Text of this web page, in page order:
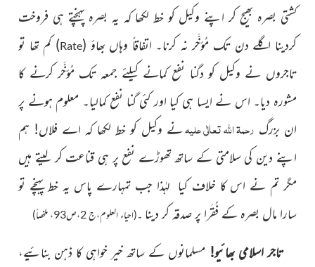
کشتی بصرہ بھیج کر اپنے وکیل کو خط لکھا کہ یہ بصرہ پہنچتے ہی فروخت
کردینا اگلے دن تک مُؤخَّر نہ کرنا۔ اتفاقاً وہاں بھاؤ (
Rate
) کم تھا تو
تاجروں نے وکیل کو دگنا نفع کمانے کیلئے جمعہ تک مُؤخَّر کرنے کا
مشورہ دیا۔ اس نے ایسا ہی کیا اور کئی گنا نفع کمالیا۔ معلوم ہونے پر
ان بزرگ رحمۃ اللہ تعالٰی علیہنے وکیل کو خط لکھا کہ اے فلاں! ہم
اپنے دین کی سلامتی کے ساتھ تھوڑے نفع پر ہی قناعت کر لیتے ہیں
مگر تم نے اس کا خلاف کیا لہٰذا جب تمہارے پاس یہ خط پہنچے تو
سارا مال بصرہ کے فُقَرا پر صدقہ کر دینا ۔(احیاء العلوم،ج 2،ص93، ملخصاً)
تاجر اسلامی بھائیو! مسلمانوں کے ساتھ خیر خواہی کا ذہن بنائیے،